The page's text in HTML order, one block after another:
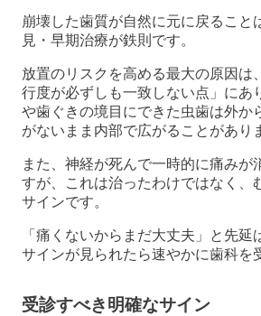
崩壊した歯質が自然に元に戻ること
見・早期治療が鉄則です。
放置のリスクを高める最大の原因は
行度が必ずしも一致しない点」にあ
や歯ぐきの境目にできた虫歯は外か
がないまま内部で広がることがあり
また、神経が死んで一時的に痛みが
すが、これは治ったわけではなく、
サインです。
「痛くないからまだ大丈夫」と先延
サインが見られたら速やかに歯科を
受診すべき明確なサイン